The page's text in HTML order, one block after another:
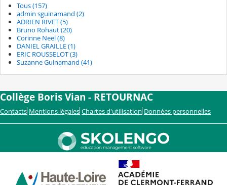
Tous (157)
admin sguinamand (2)
ADRIEN RIVET (5)
Bruno Rohaut (20)
Corinne Neel (8)
DANIEL GRAILLE (1)
ERIC ROUSSELOT (3)
Suzanne Guinamand (41)
Collège Boris Vian - RETOURNAC
Contacts Mentions légales Chartes d'utilisation Données personnelles